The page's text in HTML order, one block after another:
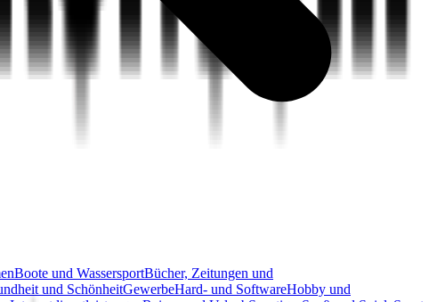
Boote und WassersportBücher, Zeitungen und
und SchönheitGewerbeHard- und SoftwareHobby und